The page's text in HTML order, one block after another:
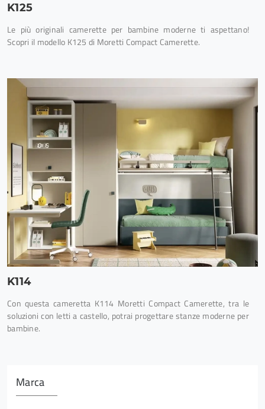
Marca
K125
Le più originali camerette per bambine moderne ti aspettano!
Scopri il modello K125 di Moretti Compact Camerette.
K114
Con questa cameretta K114 Moretti Compact Camerette, tra le
soluzioni con letti a castello, potrai progettare stanze moderne per
bambine.